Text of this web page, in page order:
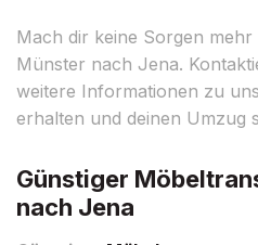
Mach dir keine Sorgen
Münster nach Jena.
weitere Informationen zu
erhalten und deinen Umzug
Günstiger
nach Jena